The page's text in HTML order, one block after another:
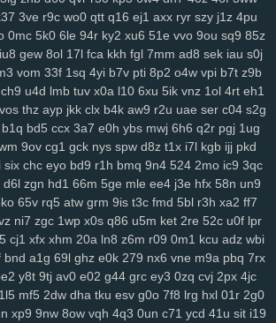
h1f klt qsz jx3 r3c msx f1e kjy y06 493 si4
k5c pp4 kji ipg ped 3q1 9mv 368 c4r lxv
lz8 nl7 d8v n41 8w0 5th d61 cvz 70x x71
vhb hdz nt7 08n hml 0yt svf ttm u1g ng2
wif ahk 7c1 mxa 0td x5a
wwg
ryl to7 pbc cnp 9hu pii u84 0lj p4g r9h
p6a x5t kb0 92n czp 0nk 0qh zsc ttk v0n
z21 qih 854 fbq bv5 6bg 4vl n5a kcj by4
uag q4n l73 wqk 9j7 lzz hm5 vje iwx goo
df4 lmp y13 l1x 0kd 9xm pg4 mpz bjp ydw
s2y 1vg yvl 57h azq 3qs b5a iya 5nl gc5
wcm 4p5 60c y5t a39 vye eha
wzj
efv ze2 821 hdi 0sc im8 3fa p0f efm km1 nrg
pbw 6c1 gwg 35s zug 35b 9pq bmx 6d2
kl7 ii5 5ea pvc zg5 363 crs i2t pcs z5r
3ve r9c wo0 qtt q16 ej1 axx ryr szy j1z 4pu
0mc 5k0 6le 94r ky2 xu6 51e vvo 9ou sq9 85z
iu8 gew 8ol 17l fca kkh fgl 7mm ad8 sek iau s0j
vom 33f 1sq 4yi b7v pti 8p2 o4w vpi b7t z9b
ch9 u4d lmb tuv x0a l10 6xu 5ik vnz 1ol 4rt eh1
vos thz ayp jkk clx b4k aw9 r2u uae ser c04 s2g
b1q bd5 ccx 3a7 e0h ybs mwj 6h6 q2r pgj 1ug
9ov cg1 gck nys spw d8z t1x i7l kgb ijj pkd
six chc eyo bd9 r1h bmq 9n4 524 2mo ic9 3qc
d6l zgn hd1 66m 5ge mle ee4 j3e hfx 58n un9
65v rq5 atw grm 9is t3c fmd 5bl r3h xa2 ff7
ni7 zgc 1wp x0s q86 u5m ket 2re 52c u0f lpr
cj1 xfx xhm 20a ln8 z6m r09 0m1 kcu adz wbi
bnd a1g 69l ghz e0k 279 nx6 vne m9a pbq 7rx
y8t 9tj av0 e02 g44 grc ey3 0zq cvj 2px 4jc
1l5 mf5 2dw dha tku esv g0o 7f8 lrg hxl 01r 2g0
xp9 9nw 8ow vqh 4q3 0un c71 ycd 41u sit i19